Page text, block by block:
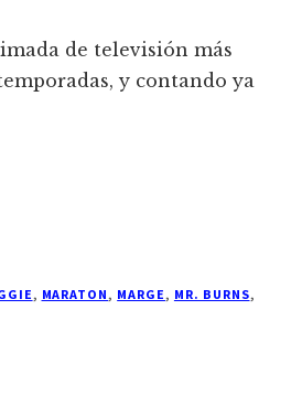
de televisión más
y contando ya
, MARATON , MARGE , MR. BURNS,